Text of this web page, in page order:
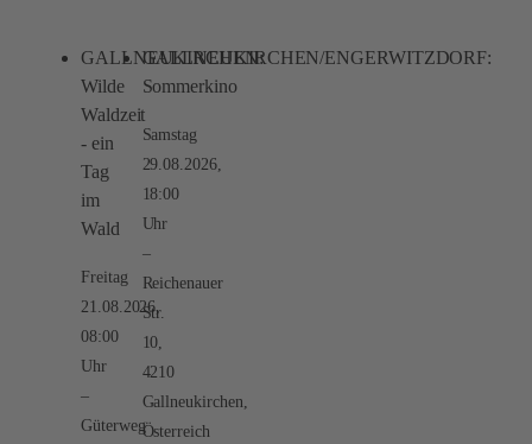
GALLNEUKIRCHEN:
Wilde
Waldzeit
- ein
Tag
im
Wald
Freitag
21.08.2026,
08:00
Uhr
Güterweg
GALLNEUKIRCHEN/ENGERWITZDORF:
Sommerkino
Samstag
29.08.2026,
18:00
Uhr
Reichenauer
Str.
10,
4210
Gallneukirchen,
Österreich